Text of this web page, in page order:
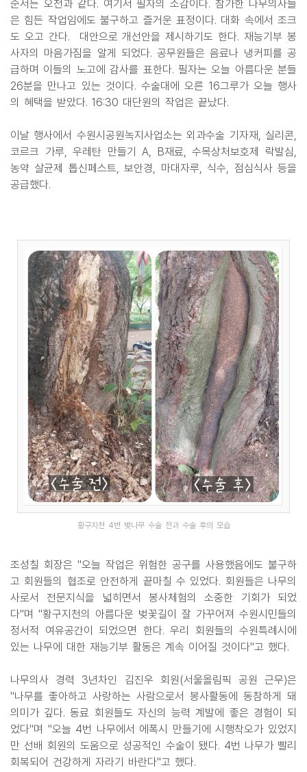
순서는 오전과 같다. 여기서 필자의 소감이다. 참가한 나무의사들
은 힘든 작업임에도 불구하고 즐거운 표정이다. 대화 속에서 조크
도 오고 간다. 대안으로 개선안을 제시하기도 한다. 재능기부 봉
사자의 마음가짐을 알게 되었다. 공무원들은 음료나 냉커피를 공
급하며 이들의 노고에 감사를 표한다. 필자는 오늘 아름다운 분들
26분을 만나고 있는 것이다. 수술대에 오른 16그루가 오늘 행사
의 혜택을 받았다. 16:30 대단원의 작업은 끝났다.
이날 행사에서 수원시공원녹지사업소는 외과수술 기자재, 실리콘,
코르크 가루, 우레탄 만들기 A, B재료, 수목상처보호제 락발심,
농약 살균제 톱신페스트, 보안경, 마대자루, 식수, 점심식사 등을
공급했다.
황구지천 4번 벚나무 수술 전과 수술 후의 모습
조성칠 회장은 "오늘 작업은 위험한 공구를 사용했음에도 불구하
고 회원들의 협조로 안전하게 끝마칠 수 있었다. 회원들은 나무의
사로서 전문지식을 넓히면서 봉사체험의 소중한 기회가 되었
다"며 "황구지천의 아름다운 벚꽃길이 잘 가꾸어져 수원시민들의
정서적 여유공간이 되었으면 한다. 우리 회원들의 수원특례시에
있는 나무에 대한 재능기부 활동은 계속 이어질 것이다"고 했다.
나무의사 경력 3년차인 김진우 회원(서울올림픽 공원 근무)은
"나무를 좋아하고 사랑하는 사람으로서 봉사활동에 동참하게 돼
의미가 깊다. 동료 회원들도 자신의 능력 계발에 좋은 경험이 되
었다"며 "오늘 4번 나무에서 에폭시 만들기에 시행착오가 있었지
만 선배 회원의 도움으로 성공적인 수술이 됐다. 4번 나무가 빨리
회복되어 건강하게 자라기 바란다"고 했다.